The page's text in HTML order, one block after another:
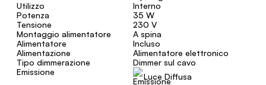
Utilizzo
Interno
Potenza
35 W
Tensione
230 V
Montaggio alimentatore
A spina
Alimentatore
Incluso
Alimentazione
Alimentatore elettronico
Tipo dimmerazione
Dimmer sul cavo
Emissione
Luce Diffusa